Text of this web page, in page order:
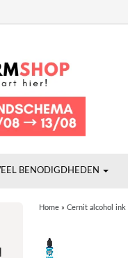
BENODIGDHEDEN
Home» Cernit alcohol ink